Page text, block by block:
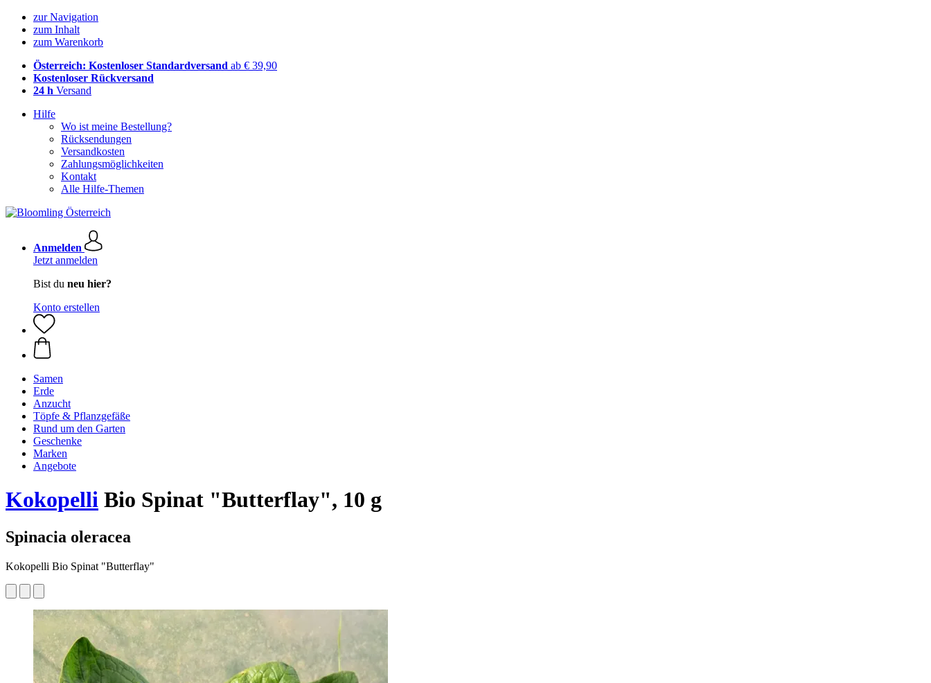
zur Navigation
zum Inhalt
zum Warenkorb
Österreich: Kostenloser Standardversand ab € 39,90
Kostenloser Rückversand
24 h Versand
Hilfe
Wo ist meine Bestellung?
Rücksendungen
Versandkosten
Zahlungsmöglichkeiten
Kontakt
Alle Hilfe-Themen
Anmelden
Jetzt anmelden
Bist du neu hier?
Konto erstellen
Samen
Erde
Anzucht
Töpfe & Pflanzgefäße
Rund um den Garten
Geschenke
Marken
Angebote
Kokopelli Bio Spinat "Butterflay", 10 g
Spinacia oleracea
Kokopelli Bio Spinat "Butterflay"